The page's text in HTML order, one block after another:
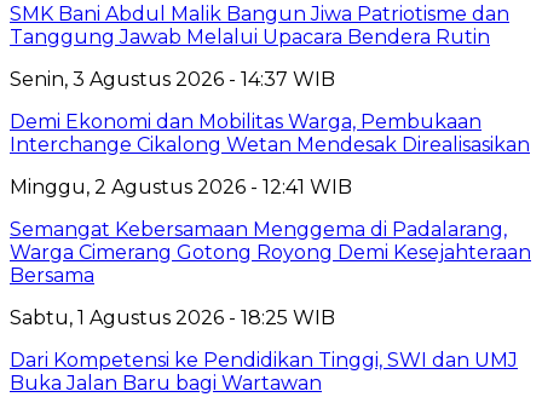
SMK Bani Abdul Malik Bangun Jiwa Patriotisme dan
Tanggung Jawab Melalui Upacara Bendera Rutin
Senin, 3 Agustus 2026 - 14:37 WIB
Demi Ekonomi dan Mobilitas Warga, Pembukaan
Interchange Cikalong Wetan Mendesak Direalisasikan
Minggu, 2 Agustus 2026 - 12:41 WIB
Semangat Kebersamaan Menggema di Padalarang,
Warga Cimerang Gotong Royong Demi Kesejahteraan
Bersama
Sabtu, 1 Agustus 2026 - 18:25 WIB
Dari Kompetensi ke Pendidikan Tinggi, SWI dan UMJ
Buka Jalan Baru bagi Wartawan